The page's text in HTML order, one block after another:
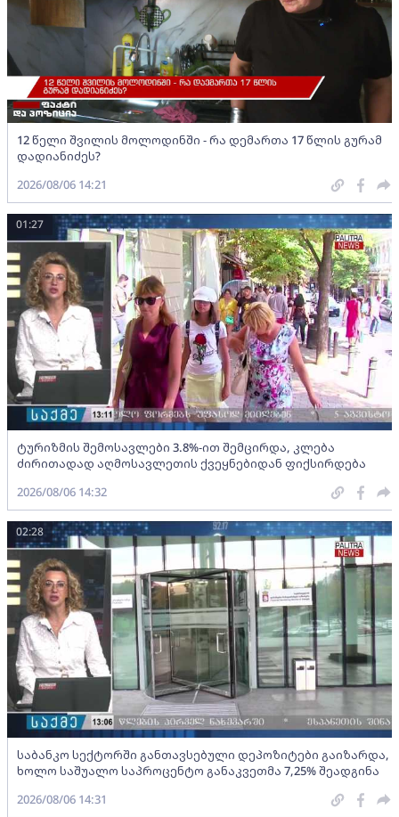
12 წელი შვილის მოლოდინში - რა დემართა 17 წლის გურამ
დადიანიძეს?
2026/08/06 14:21
ტურიზმის შემოსავლები 3.8%-ით შემცირდა, კლება
ძირითადად აღმოსავლეთის ქვეყნებიდან ფიქსირდება
01:27
2026/08/06 14:32
საბანკო სექტორში განთავსებული დეპოზიტები გაიზარდა,
ხოლო საშუალო საპროცენტო განაკვეთმა 7,25% შეადგინა
02:28
2026/08/06 14:31